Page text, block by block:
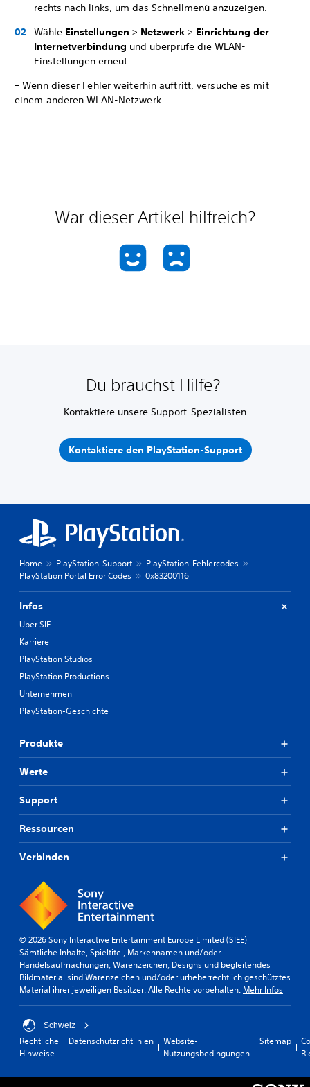
rechts nach links, um das Schnellmenü anzuzeigen.
Wähle Einstellungen > Netzwerk > Einrichtung der
Internetverbindung und überprüfe die WLAN-
Einstellungen erneut.
– Wenn dieser Fehler weiterhin auftritt, versuche es mit
einem anderen WLAN-Netzwerk.
War dieser Artikel hilfreich?
Du brauchst Hilfe?
Kontaktiere unsere Support-Spezialisten
Kontaktiere den PlayStation-Support
Home PlayStation-Support
PlayStation-Fehlercodes
PlayStation Portal Error Codes
0x83200116
Infos
Über SIE
Karriere
PlayStation Studios
PlayStation Productions
Unternehmen
PlayStation-Geschichte
Produkte
Werte
Support
Ressourcen
Verbinden
© 2026 Sony Interactive Entertainment Europe Limited (SIEE)
Sämtliche Inhalte, Spieltitel, Markennamen und/oder
Handelsaufmachungen, Warenzeichen, Designs und begleitendes
Bildmaterial sind Warenzeichen und/oder urheberrechtlich geschütztes
Material ihrer jeweiligen Besitzer. Alle Rechte vorbehalten. Mehr Infos
Schweiz
Rechtliche
Hinweise
Datenschutzrichtlinien
Website-
Nutzungsbedingungen
Sitemap